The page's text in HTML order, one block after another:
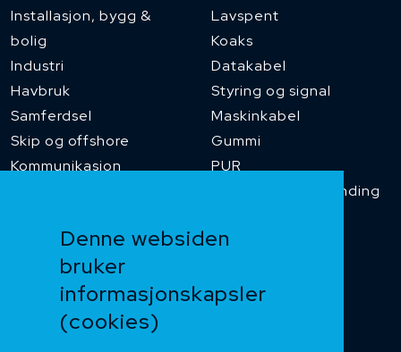
Denne websiden
bruker
informasjonskapsler
(cookies)
Installasjon, bygg &
bolig
Industri
Havbruk
Samferdsel
Skip og offshore
Kommunikasjon
Lavspent
Koaks
Datakabel
Styring og signal
Maskinkabel
Gummi
PUR
Temperaturbestanding
Heis og kran
Kategorikabel